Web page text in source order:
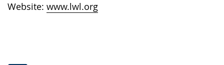
Website: www.lwl.org